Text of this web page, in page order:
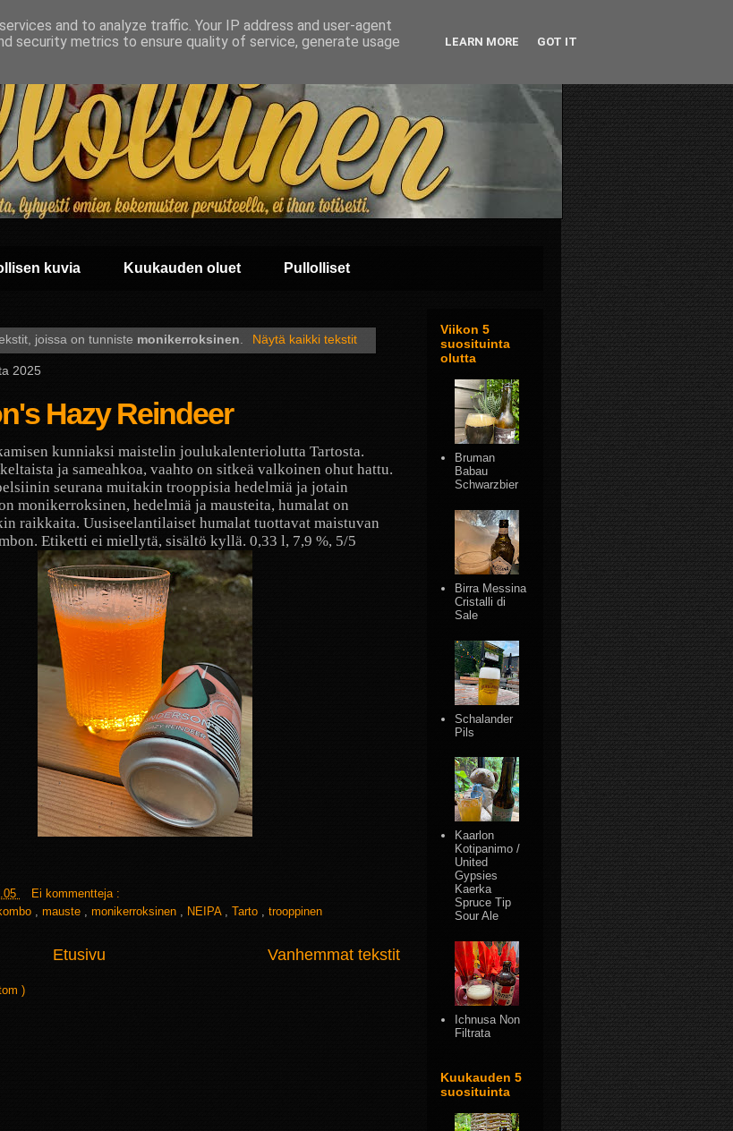
kuvia Kuukauden oluet Pullolliset
joissa on tunniste monikerroksinen. Näytä kaikki tekstit
2025
Hazy Reindeer
kunniaksi maistelin joulukalenteriolutta Tartosta.
ja sameahkoa, vaahto on sitkeä valkoinen ohut hattu.
seurana muitakin trooppisia hedelmiä ja jotain
monikerroksinen, hedelmiä ja mausteita, humalat on
raikkaita. Uusiseelantilaiset humalat tuottavat maistuvan
Etiketti ei miellytä, sisältö kyllä. 0,33 l, 7,9 %, 5/5
Ei kommentteja :
mauste monikerroksinen NEIPA Tarto trooppinen
Vanhemmat tekstit
Etusivu
)
Viikon 5
suosituinta
olutta
Bruman
Babau
Schwarzbier
Birra Messina
Cristalli di
Sale
Schalander
Pils
Kaarlon
Kotipanimo /
United
Gypsies
Kaerka
Spruce Tip
Sour Ale
Ichnusa Non
Filtrata
Kuukauden 5
suosituinta
and to analyze traffic. Your IP address and user-agent
security metrics to ensure quality of service, generate usage
LEARN MORE GOT IT